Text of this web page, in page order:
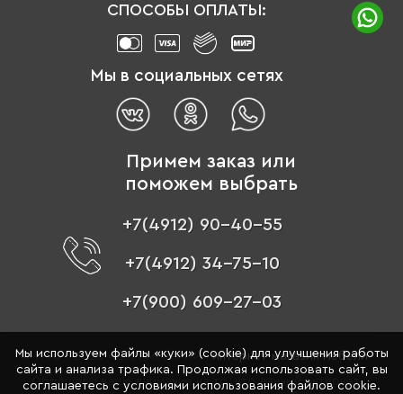
СПОСОБЫ ОПЛАТЫ:
Мы в социальных сетях
Примем заказ или
поможем выбрать
+7(4912) 90-40-55
+7(4912) 34-75-10
+7(900) 609-27-03
© 1996 - 2026 «Цвет мебели» –интернет-магазин мебели
Обращаем ваше внимание на то, что данный интернет-
Мы используем файлы «куки» (cookie) для улучшения работы
сайта и анализа трафика. Продолжая использовать сайт, вы
соглашаетесь с условиями использования файлов cookie.